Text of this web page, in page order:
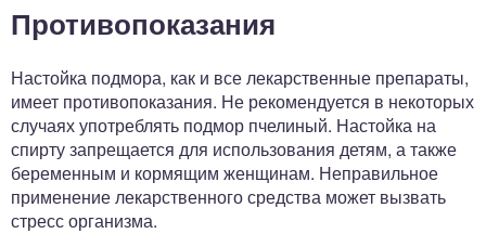
Противопоказания
Настойка подмора, как и все лекарственные препараты,
имеет противопоказания. Не рекомендуется в некоторых
случаях употреблять подмор пчелиный. Настойка на
спирту запрещается для использования детям, а также
беременным и кормящим женщинам. Неправильное
применение лекарственного средства может вызвать
стресс организма.